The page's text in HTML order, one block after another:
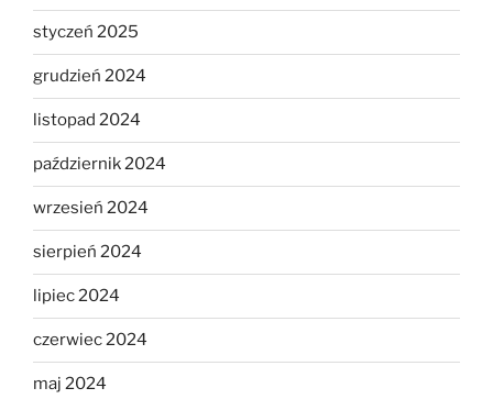
styczeń 2025
grudzień 2024
listopad 2024
październik 2024
wrzesień 2024
sierpień 2024
lipiec 2024
czerwiec 2024
maj 2024